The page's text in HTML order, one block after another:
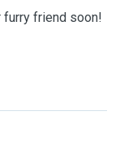
furry friend soon!